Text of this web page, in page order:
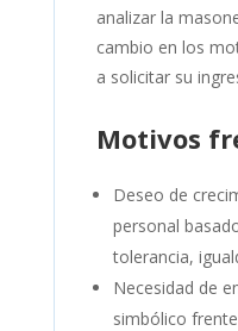
analizar la
cambio en los
a solicitar su
Motivos
Deseo de
personal
tolerancia,
Necesidad de
simbólico